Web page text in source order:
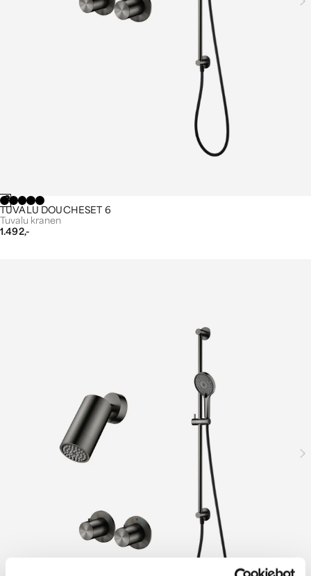
TUVALU DOUCHESET 6
Tuvalu kranen
1.492,-